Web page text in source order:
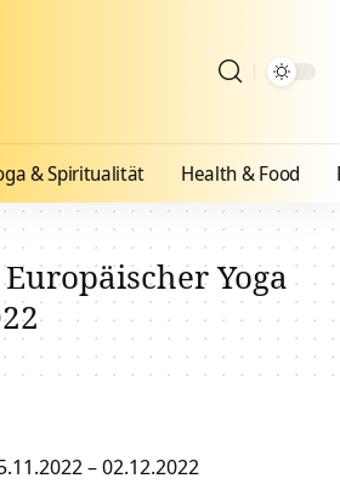
& Spiritualität Health & Food
Europäischer Yoga
– 02.12.2022